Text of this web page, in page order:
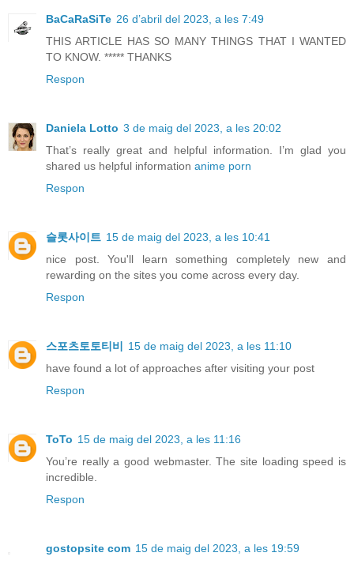
BaCaRaSiTe 26 d’abril del 2023, a les 7:49
THIS ARTICLE HAS SO MANY THINGS THAT I WANTED
TO KNOW. ***** THANKS
Respon
Daniela Lotto 3 de maig del 2023, a les 20:02
That’s really great and helpful information. I’m glad you
shared us helpful information anime porn
Respon
슬롯사이트 15 de maig del 2023, a les 10:41
nice post. You'll learn something completely new and
rewarding on the sites you come across every day.
Respon
스포츠토토티비
15 de maig del 2023, a les 11:10
have found a lot of approaches after visiting your post
Respon
ToTo 15 de maig del 2023, a les 11:16
You’re really a good webmaster. The site loading speed is
incredible.
Respon
gostopsite com 15 de maig del 2023, a les 19:59